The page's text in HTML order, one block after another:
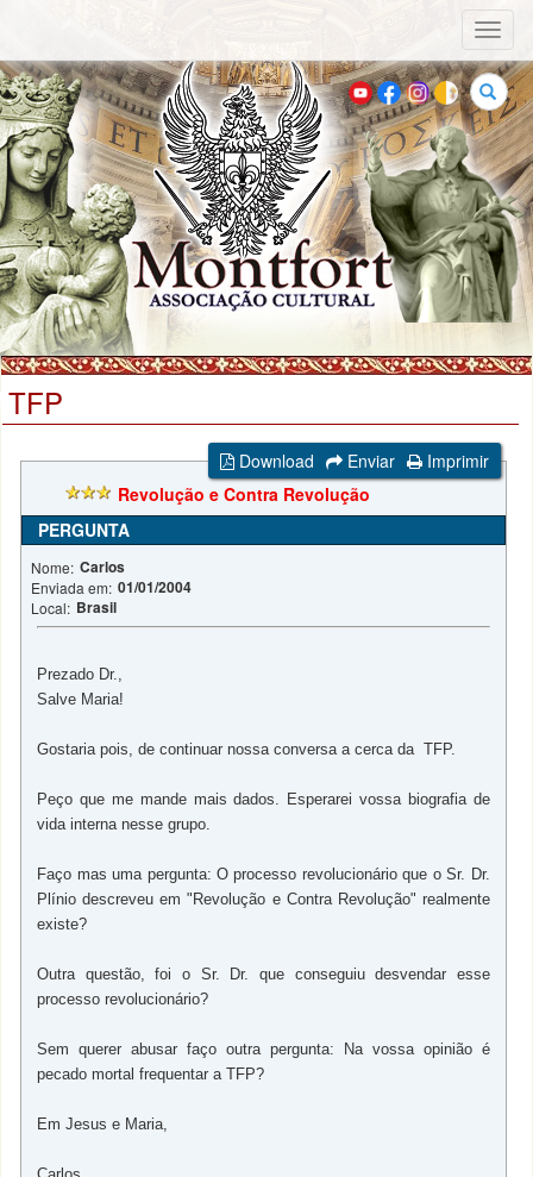
Buscar
TFP
Download Enviar
Imprimir
Revolução e Contra Revolução
PERGUNTA
Nome: Carlos
Enviada em: 01/01/2004
Local: Brasil
Prezado Dr.,
Salve Maria!
Gostaria pois, de continuar nossa conversa a cerca da TFP.
Peço que me mande mais dados. Esperarei vossa biografia de
vida interna nesse grupo.
Faço mas uma pergunta: O processo revolucionário que o Sr. Dr.
Plínio descreveu em "Revolução e Contra Revolução" realmente
existe?
Outra questão, foi o Sr. Dr. que conseguiu desvendar esse
processo revolucionário?
Sem querer abusar faço outra pergunta: Na vossa opinião é
pecado mortal frequentar a TFP?
Em Jesus e Maria,